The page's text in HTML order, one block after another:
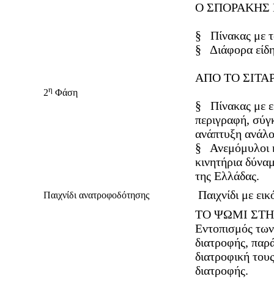
2η Φάση
Ο ΣΠΟΡΑΚΗΣ
§
Πίνακας με
§
Διάφορα
ΑΠΟ ΤΟ
§
Πίνακας με
περιγραφή,
ανάπτυξη
§
Ανεμόμυλοι
κινητήρια
της Ελλάδας.
Παιχνίδι ανατροφοδότησης
Παιχνίδι με
ΤΟ ΨΩΜΙ
Εντοπισμός
διατροφής,
διατροφική
διατροφής.